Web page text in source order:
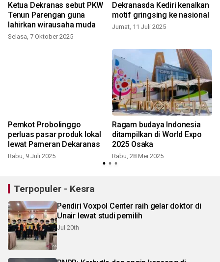
Ketua Dekranas sebut PKW
Tenun Parengan guna
lahirkan wirausaha muda
Selasa, 7 Oktober 2025
Dekranasda Kediri kenalkan
motif gringsing ke nasional
Jumat, 11 Juli 2025
Pemkot Probolinggo
perluas pasar produk lokal
lewat Pameran Dekaranas
Rabu, 9 Juli 2025
Ragam budaya Indonesia
ditampilkan di World Expo
2025 Osaka
Rabu, 28 Mei 2025
Terpopuler - Kesra
Pendiri Voxpol Center raih gelar doktor di
Unair lewat studi pemilih
Jul 20th